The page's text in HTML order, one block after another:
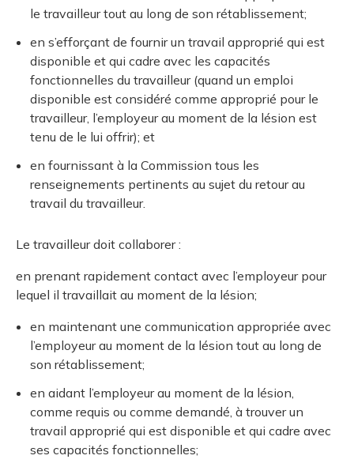
le travailleur tout au long de son rétablissement;
en s’efforçant de fournir un travail approprié qui est
disponible et qui cadre avec les capacités
fonctionnelles du travailleur (quand un emploi
disponible est considéré comme approprié pour le
travailleur, l’employeur au moment de la lésion est
tenu de le lui offrir); et
en fournissant à la Commission tous les
renseignements pertinents au sujet du retour au
travail du travailleur.
Le travailleur doit collaborer :
en prenant rapidement contact avec l’employeur pour
lequel il travaillait au moment de la lésion;
en maintenant une communication appropriée avec
l’employeur au moment de la lésion tout au long de
son rétablissement;
en aidant l’employeur au moment de la lésion,
comme requis ou comme demandé, à trouver un
travail approprié qui est disponible et qui cadre avec
ses capacités fonctionnelles;